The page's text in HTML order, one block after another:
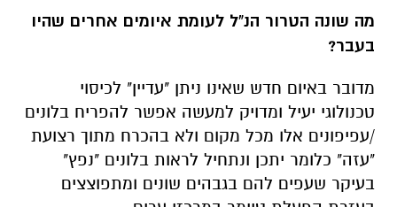
מה שונה הטרור הנ"ל לעומת איומים אחרים שהיו
בעבר?
מדובר באיום חדש שאינו ניתן "עדיין" לכיסוי
טכנולוגי יעיל ומדויק למעשה אפשר להפריח בלונים
/עפיפונים אלו מכל מקום ולא בהכרח מתוך רצועת
"עזה" כלומר יתכן ונתחיל לראות בלונים "נפץ"
בעיקר שעפים להם בגבהים שונים ומתפוצצים